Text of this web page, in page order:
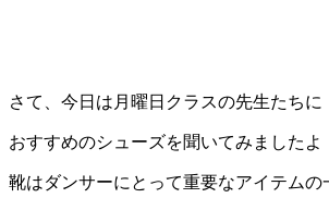
さて、今日は月曜日クラスの先生たちに
おすすめのシューズを聞いてみましたよ
靴はダンサーにとって重要なアイテムの